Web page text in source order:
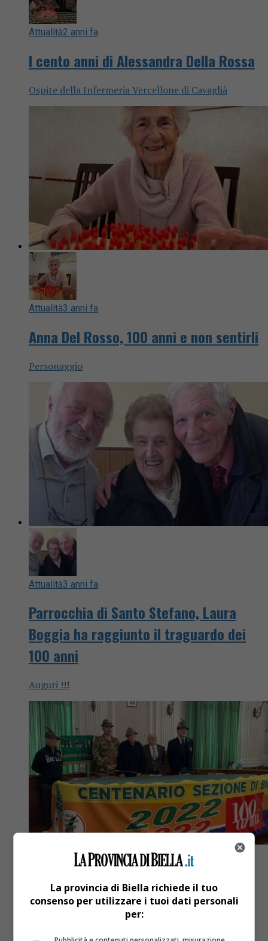
Attualità2 anni fa
I cento anni di Alessandra Della Rossa
Ospite della Infermeria Vercellone di Cavaglià
Attualità3 anni fa
Anna Del Rosso, 100 anni e non sentirli
Personaggio
Attualità3 anni fa
Parrocchia di Santo Stefano, Laura
Boggia ha raggiunto il traguardo dei
100 anni
Auguri !!!
Attualità4 anni fa
Viabilità domenica 30 ottobre, divieti
La provincia di Biella richiede il tuo
consenso per utilizzare i tuoi dati personali
per: